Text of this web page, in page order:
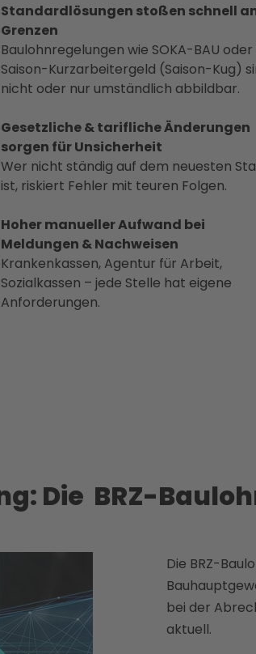
Standardlösungen stoßen schnell
Grenzen
Baulohnregelungen wie SOKA-BAU oder
Saison-Kurzarbeitergeld (Saison-Kug)
nicht oder nur umständlich abbildbar.​
Gesetzliche & tarifliche Änderungen
sorgen für Unsicherheit
Wer nicht ständig auf dem neuesten
ist, riskiert Fehler mit teuren Folgen.​
Hoher manueller Aufwand bei
Meldungen & Nachweisen
Krankenkassen, Agentur für Arbeit,
Sozialkassen – jede Stelle hat eigene
Anforderungen.​
Die BRZ-
Die BRZ-
bei der
aktuell.